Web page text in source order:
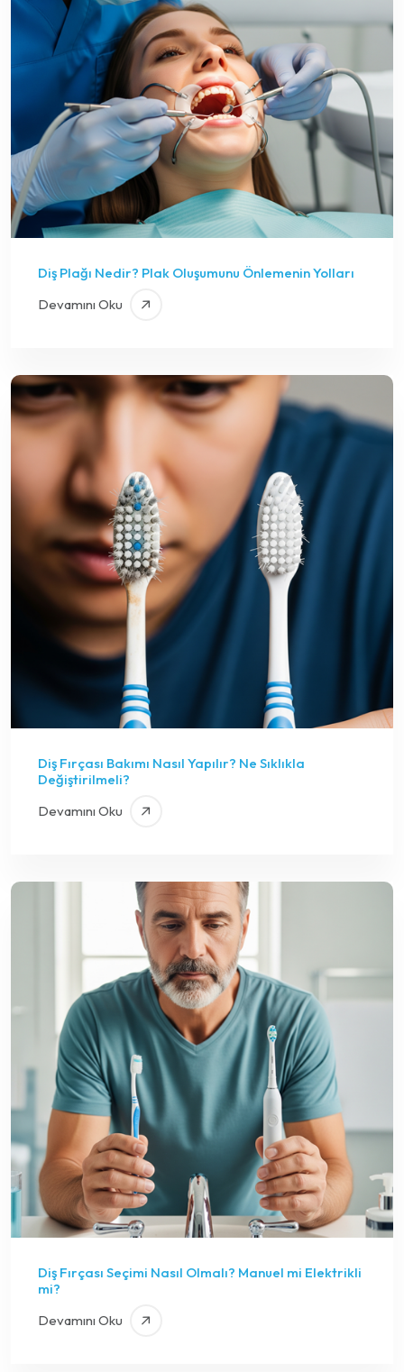
Diş Plağı Nedir? Plak Oluşumunu Önlemenin Yolları
Devamını Oku
Diş Fırçası Bakımı Nasıl Yapılır? Ne Sıklıkla
Değiştirilmeli?
Devamını Oku
Diş Fırçası Seçimi Nasıl Olmalı? Manuel mi Elektrikli
mi?
Devamını Oku